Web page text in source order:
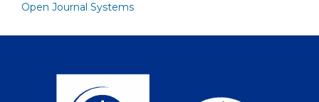
Open Journal Systems